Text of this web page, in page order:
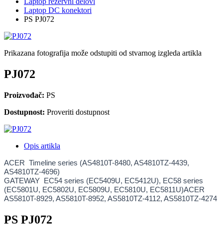
Laptop DC konektori
PS PJ072
Prikazana fotografija može odstupiti od stvarnog izgleda artikla
PJ072
Proizvođač: PS
Dostupnost: Proveriti dostupnost
Opis artikla
ACER Timeline series (AS4810T-8480, AS4810TZ-4439,
AS4810TZ-4696)
GATEWAY EC54 series (EC5409U, EC5412U), EC58 series
(EC5801U, EC5802U, EC5809U, EC5810U, EC5811U)ACER
AS5810T-8929, AS5810T-8952, AS5810TZ-4112, AS5810TZ-4274
PS PJ072